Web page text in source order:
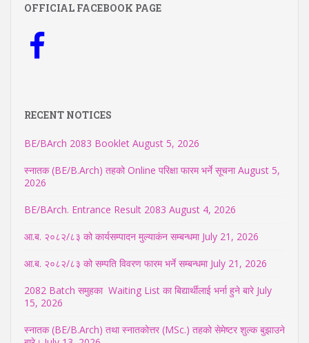
OFFICIAL FACEBOOK PAGE
RECENT NOTICES
BE/BArch 2083 Booklet August 5, 2026
स्नातक (BE/B.Arch) तहको Online परिक्षा फारम भर्ने सूचना August 5,
2026
BE/BArch. Entrance Result 2083 August 4, 2026
आ.ब. २०८२/८३ को कार्यसम्पादन मुल्याकंन सम्बन्धमा July 21, 2026
आ.ब. २०८२/८३ को सम्पति विवरण फारम भर्ने सम्बन्धमा July 21, 2026
2082 Batch समुहका Waiting List का बिद्यार्थीलाई भर्ना हुने बारे July
15, 2026
स्नातक (BE/B.Arch) तथा स्नातकोत्तर (MSc.) तहको सेमेष्टर शुल्क बुझाउने